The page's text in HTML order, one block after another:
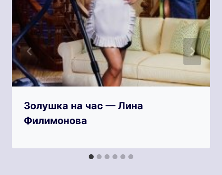
Золушка на час — Лина
Филимонова